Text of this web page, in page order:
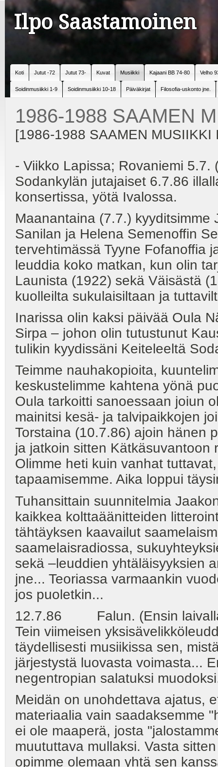
Ilpo Saastamoinen
Koti Jutut -72 Jutut 73- Kuvat Musiikki Kajaani BB 74-80 Velho
Soidinmusiikki 1-9 Soidinmusiikki 10-18 Päiväkirjat Filosofia-uskonto jne.
1986-1988 SAAMEN
[1986-1988 SAAMEN MUSIIKKI
- Viikko Lapissa; Rovaniemi
Sodankylän jutajaiset 6.7.86
konsertissa, yötä Ivalossa.
Maanantaina (7.7.)
Sanilan ja Helena Semenoffin
tervehtimässä Tyyne Fofanoffia
leuddia koko matkan, kun olin
Launista (1922) sekä Väisästä
kuolleilta sukulaisiltaan ja
Inarissa olin kaksi päivää Oula
Sirpa – johon olin tutustunut
tulikin kyydissäni Keiteleeltä
Teimme nauhakopioita,
keskustelimme kahtena yönä
Oula tarkoitti sanoessaan joiun
mainitsi kesä- ja talvipaikkojen
Torstaina (10.7.86) ajoin hänen
ja jatkoin sitten Kätkäsuvantoon
Olimme heti kuin vanhat
tapaamisemme. Aika loppui
Tuhansittain suunnitelmia
kaikkea kolttaäänitteiden
tähtäyksen kaavailut
saamelaisradiossa,
sekä –leuddien yhtäläisyyksien
jne... Teoriassa varmaankin
jos puoletkin...
12.7.86 Falun. (Ensin laivalla
Tein viimeisen
täydellisesti musiikissa sen,
järjestystä luovasta voimasta...
negentropian salatuksi
Meidän on unohdettava ajatus,
materiaalia vain saadaksemme
ei ole maaperä, josta
muututtava mullaksi. Vasta
opimme olemaan yhtä sen